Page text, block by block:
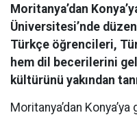
Moritanya’dan
Üniversitesi’nde
Türkçe öğrencileri,
hem dil becerilerini
kültürünü yakından
Moritanya’dan